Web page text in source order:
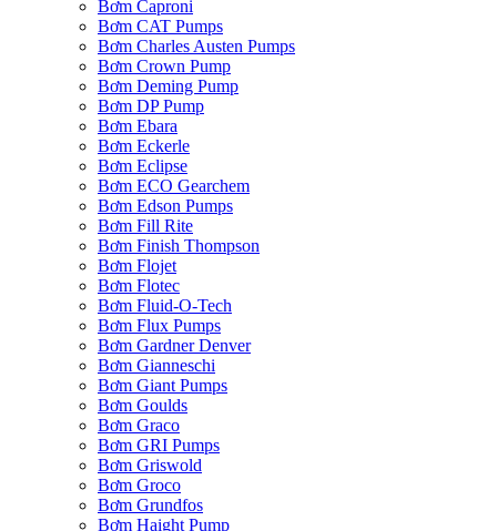
Bơm Caproni
Bơm CAT Pumps
Bơm Charles Austen Pumps
Bơm Crown Pump
Bơm Deming Pump
Bơm DP Pump
Bơm Ebara
Bơm Eckerle
Bơm Eclipse
Bơm ECO Gearchem
Bơm Edson Pumps
Bơm Fill Rite
Bơm Finish Thompson
Bơm Flojet
Bơm Flotec
Bơm Fluid-O-Tech
Bơm Flux Pumps
Bơm Gardner Denver
Bơm Gianneschi
Bơm Giant Pumps
Bơm Goulds
Bơm Graco
Bơm GRI Pumps
Bơm Griswold
Bơm Groco
Bơm Grundfos
Bơm Haight Pump